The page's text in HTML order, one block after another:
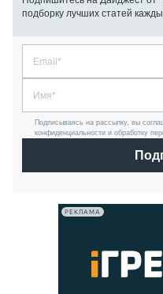
подборку лучших статей
Подписываясь на рассылку, вы
конфиденциальности и обработку
РЕКЛАМА